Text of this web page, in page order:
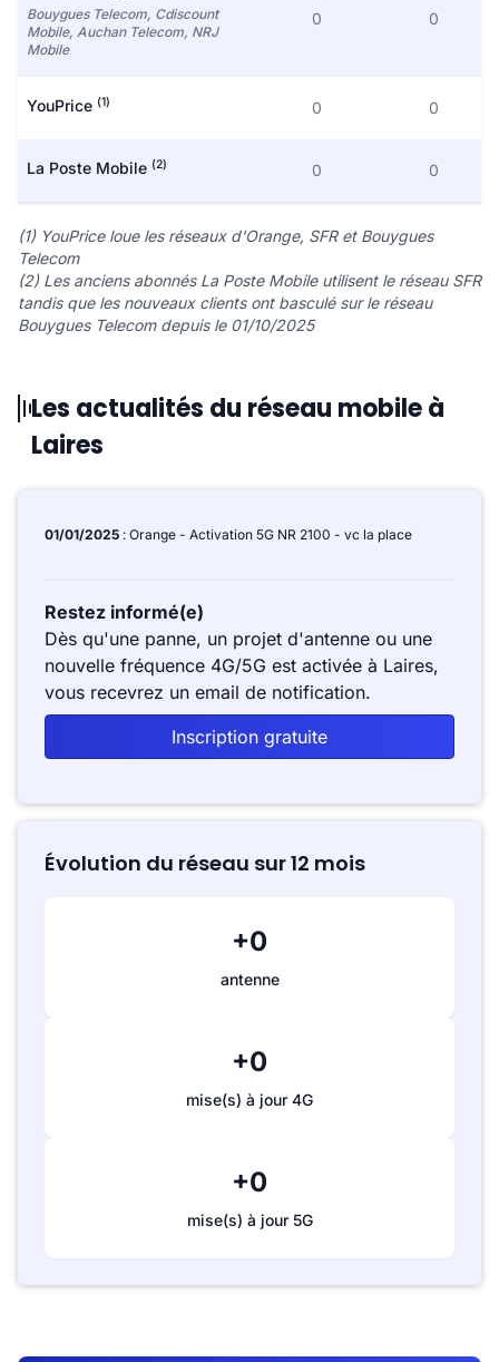
Bouygues Telecom, Cdiscount
Mobile, Auchan Telecom, NRJ
Mobile
0 0
YouPrice (1) 0 0
La Poste Mobile (2) 0 0
(1) YouPrice loue les réseaux d'Orange, SFR et Bouygues
Telecom
(2) Les anciens abonnés La Poste Mobile utilisent le réseau SFR
tandis que les nouveaux clients ont basculé sur le réseau
Bouygues Telecom depuis le 01/10/2025
Les actualités du réseau mobile à
Laires
01/01/2025 : Orange - Activation 5G NR 2100 - vc la place
Restez informé(e)
Dès qu'une panne, un projet d'antenne ou une
nouvelle fréquence 4G/5G est activée à Laires,
vous recevrez un email de notification.
Inscription gratuite
Évolution du réseau sur 12 mois
+0
antenne
+0
mise(s) à jour 4G
+0
mise(s) à jour 5G